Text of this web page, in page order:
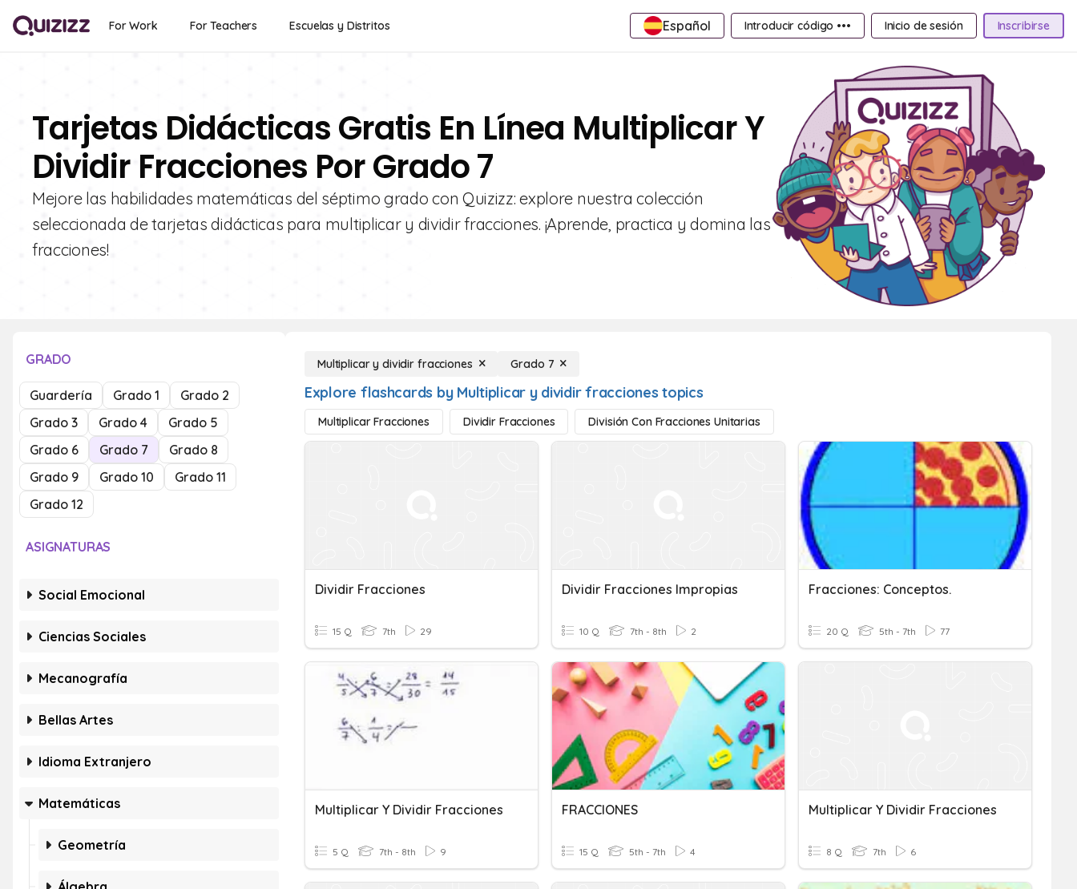
For Work For Teachers Escuelas y Distritos Español Introducir código ••• Inicio de sesión Inscribirse
Tarjetas Didácticas Gratis En Línea Multiplicar Y
Dividir Fracciones Por Grado 7
Mejore las habilidades matemáticas del séptimo grado con Quizizz: explore nuestra colección
seleccionada de tarjetas didácticas para multiplicar y dividir fracciones. ¡Aprende, practica y domina las
fracciones!
GRADO
Guardería Grado 1
Grado 2
Grado 3
Grado 4
Grado 5
Grado 6
Grado 7
Grado 8
Grado 9
Grado 10
Grado 11
Grado 12
ASIGNATURAS
Social Emocional
Ciencias Sociales
Mecanografía
Bellas Artes
Idioma Extranjero
Matemáticas
Geometría
Multiplicar y dividir fracciones Grado 7
Explore flashcards by Multiplicar y dividir fracciones topics
Multiplicar Fracciones Dividir Fracciones División Con Fracciones Unitarias
Dividir Fracciones
15 Q 7th 29
Dividir Fracciones Impropias
10 Q 7th - 8th 2
Fracciones: Conceptos.
20 Q 5th - 7th 77
Multiplicar Y Dividir Fracciones
5 Q 7th - 8th 9
FRACCIONES
15 Q 5th - 7th 4
Multiplicar Y Dividir Fracciones
8 Q 7th 6